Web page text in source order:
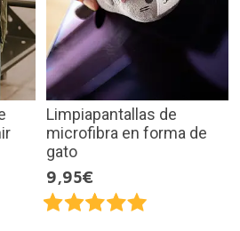
Limpiapantallas de
microfibra en forma de
gato
9,95€